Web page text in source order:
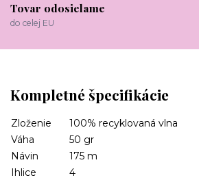
Tovar odosielame
do celej EU
Kompletné špecifikácie
Zloženie
100% recyklovaná vlna
Váha
50 gr
Návin
175 m
Ihlice
4